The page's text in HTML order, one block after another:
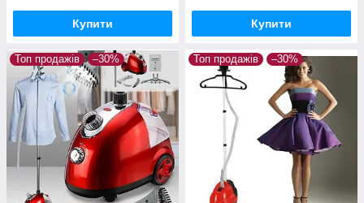
Купити Купити
Топ продажів –30% Топ продажів –30%